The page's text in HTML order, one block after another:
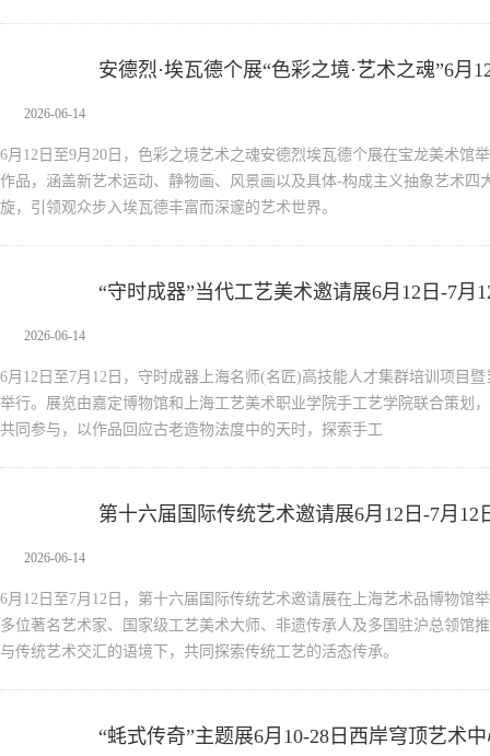
安德烈·埃瓦德个展“色彩之境·艺术之魂”6月
2026-06-14
6月12日至9月20日，色彩之境艺术之魂安德烈埃瓦德个展在宝龙美术馆
作品，涵盖新艺术运动、静物画、风景画以及具体-构成主义抽象艺术四
旋，引领观众步入埃瓦德丰富而深邃的艺术世界。
“守时成器”当代工艺美术邀请展6月12日-7月
2026-06-14
6月12日至7月12日，守时成器上海名师(名匠)高技能人才集群培训项目
举行。展览由嘉定博物馆和上海工艺美术职业学院手工艺学院联合策划
共同参与，以作品回应古老造物法度中的天时，探索手工
第十六届国际传统艺术邀请展6月12日-7月
2026-06-14
6月12日至7月12日，第十六届国际传统艺术邀请展在上海艺术品博物馆
多位著名艺术家、国家级工艺美术大师、非遗传承人及多国驻沪总领馆
与传统艺术交汇的语境下，共同探索传统工艺的活态传承。
“蚝式传奇”主题展6月10-28日西岸穹顶艺术